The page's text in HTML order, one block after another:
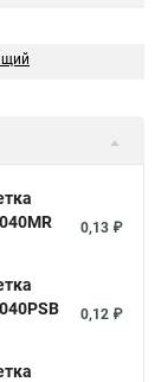
0,13 ₽
0,12 ₽